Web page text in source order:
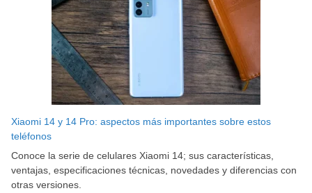
Xiaomi 14 y 14 Pro: aspectos más importantes sobre estos
teléfonos
Conoce la serie de celulares Xiaomi 14; sus características,
ventajas, especificaciones técnicas, novedades y diferencias con
otras versiones.